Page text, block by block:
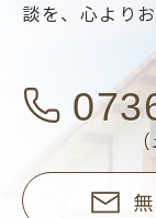
談を、 心より
(